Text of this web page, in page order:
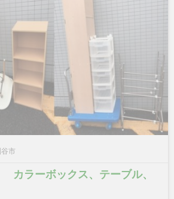
市
カラーボックス、テーブル、